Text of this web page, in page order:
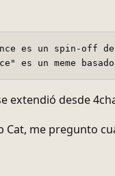
es un spin-off
es un meme
extendió desde
Cat, me pregunto